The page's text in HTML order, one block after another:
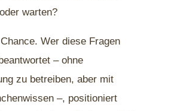
warten?
Wer diese Fragen
– ohne
zu betreiben, aber mit
–, positioniert